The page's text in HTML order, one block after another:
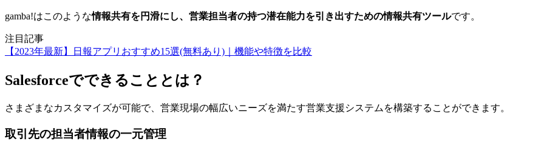
gamba!はこのような情報共有を円滑にし、営業担当者の持つ潜在能力を引き出すための情報共有ツールです。
注目記事
【2023年最新】日報アプリおすすめ15選(無料あり)｜機能や特徴を比較
Salesforceでできることとは？
さまざまなカスタマイズが可能で、営業現場の幅広いニーズを満たす営業支援システムを構築することができます。
取引先の担当者情報の一元管理